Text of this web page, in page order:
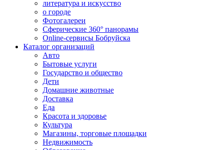
литература и искусство
о городе
Фотогалереи
Сферические 360° панорамы
Online-сервисы Бобруйска
Каталог организаций
Авто
Бытовые услуги
Государство и общество
Дети
Домашние животные
Доставка
Еда
Красота и здоровье
Культура
Магазины, торговые площадки
Недвижимость